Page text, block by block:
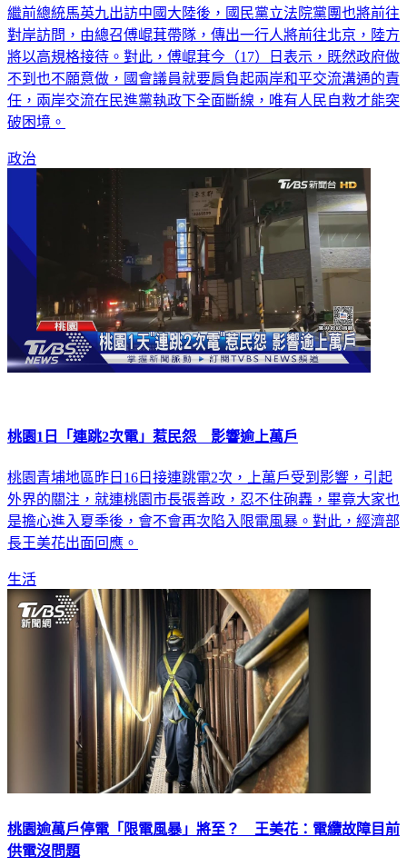
繼前總統馬英九出訪中國大陸後，國民黨立法院黨團也將前往
對岸訪問，由總召傅崐萁帶隊，傳出一行人將前往北京，陸方
將以高規格接待。對此，傅崐萁今（17）日表示，既然政府做
不到也不願意做，國會議員就要肩負起兩岸和平交流溝通的責
任，兩岸交流在民進黨執政下全面斷線，唯有人民自救才能突
桃園青埔地區昨日16日接連跳電2次，上萬戶受到影響，引起
外界的關注，就連桃園市長張善政，忍不住砲轟，畢竟大家也
是擔心進入夏季後，會不會再次陷入限電風暴。對此，經濟部
生活
桃園逾萬戶停電「限電風暴」將至？ 王美花：電纜故障目前